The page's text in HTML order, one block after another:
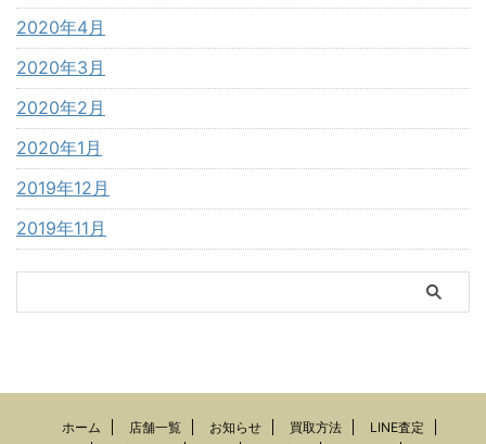
2020年4月
2020年3月
2020年2月
2020年1月
2019年12月
2019年11月
ホーム 店舗一覧 お知らせ 買取方法
LINE査定